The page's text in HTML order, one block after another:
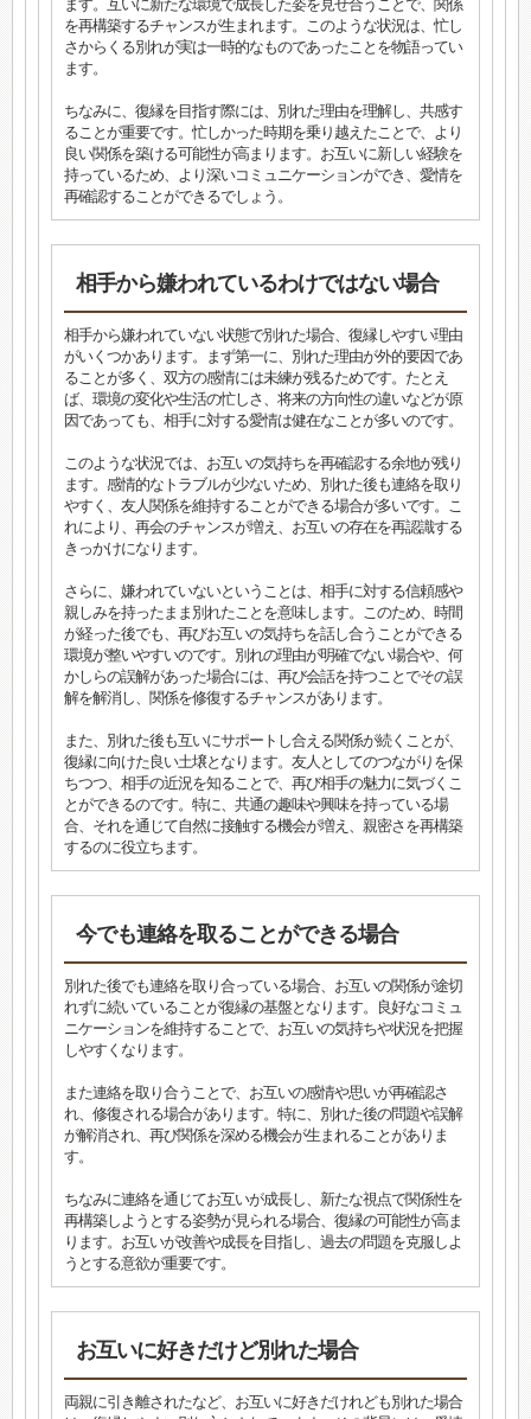
ます。互いに新たな環境で成長した姿を見せ合うことで、関係
を再構築するチャンスが生まれます。このような状況は、忙し
さからくる別れが実は一時的なものであったことを物語ってい
ます。
ちなみに、復縁を目指す際には、別れた理由を理解し、共感す
ることが重要です。忙しかった時期を乗り越えたことで、より
良い関係を築ける可能性が高まります。お互いに新しい経験を
持っているため、より深いコミュニケーションができ、愛情を
再確認することができるでしょう。
相手から嫌われているわけではない場合
相手から嫌われていない状態で別れた場合、復縁しやすい理由
がいくつかあります。まず第一に、別れた理由が外的要因であ
ることが多く、双方の感情には未練が残るためです。たとえ
ば、環境の変化や生活の忙しさ、将来の方向性の違いなどが原
因であっても、相手に対する愛情は健在なことが多いのです。
このような状況では、お互いの気持ちを再確認する余地が残り
ます。感情的なトラブルが少ないため、別れた後も連絡を取り
やすく、友人関係を維持することができる場合が多いです。こ
れにより、再会のチャンスが増え、お互いの存在を再認識する
きっかけになります。
さらに、嫌われていないということは、相手に対する信頼感や
親しみを持ったまま別れたことを意味します。このため、時間
が経った後でも、再びお互いの気持ちを話し合うことができる
環境が整いやすいのです。別れの理由が明確でない場合や、何
かしらの誤解があった場合には、再び会話を持つことでその誤
解を解消し、関係を修復するチャンスがあります。
また、別れた後も互いにサポートし合える関係が続くことが、
復縁に向けた良い土壌となります。友人としてのつながりを保
ちつつ、相手の近況を知ることで、再び相手の魅力に気づくこ
とができるのです。特に、共通の趣味や興味を持っている場
合、それを通じて自然に接触する機会が増え、親密さを再構築
するのに役立ちます。
今でも連絡を取ることができる場合
別れた後でも連絡を取り合っている場合、お互いの関係が途切
れずに続いていることが復縁の基盤となります。良好なコミュ
ニケーションを維持することで、お互いの気持ちや状況を把握
しやすくなります。
また連絡を取り合うことで、お互いの感情や思いが再確認さ
れ、修復される場合があります。特に、別れた後の問題や誤解
が解消され、再び関係を深める機会が生まれることがありま
す。
ちなみに連絡を通じてお互いが成長し、新たな視点で関係性を
再構築しようとする姿勢が見られる場合、復縁の可能性が高ま
ります。お互いが改善や成長を目指し、過去の問題を克服しよ
うとする意欲が重要です。
お互いに好きだけど別れた場合
両親に引き離されたなど、お互いに好きだけれども別れた場合